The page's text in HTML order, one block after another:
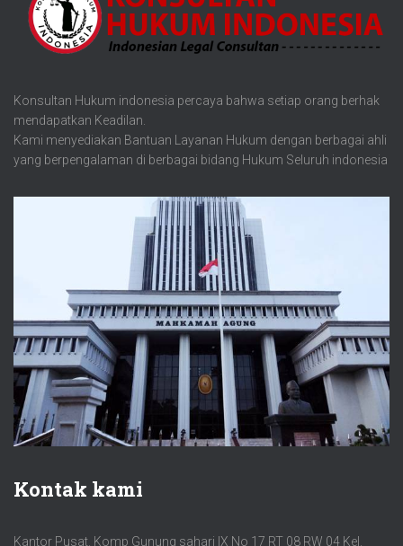
Konsultan Hukum indonesia percaya bahwa setiap orang berhak
mendapatkan Keadilan.
Kami menyediakan Bantuan Layanan Hukum dengan berbagai ahli
yang berpengalaman di berbagai bidang Hukum Seluruh indonesia
Kontak kami
Kantor Pusat. Komp Gunung sahari IX No 17 RT 08 RW 04 Kel.